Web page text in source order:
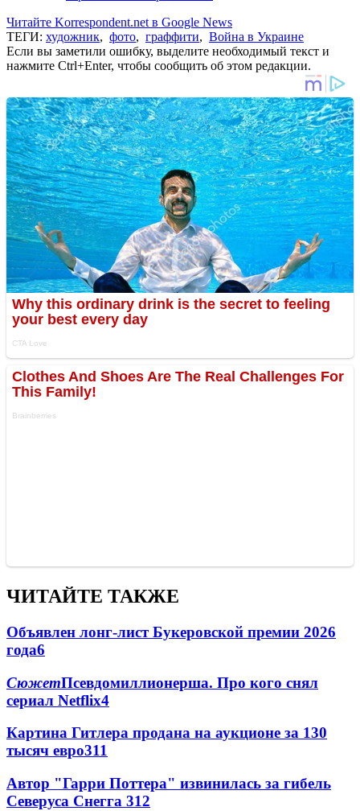
Читайте Korrespondent.net в Google News
ТЕГИ: художник, фото, граффити, Война в Украине
Если вы заметили ошибку, выделите необходимый текст и
нажмите Ctrl+Enter, чтобы сообщить об этом редакции.
ЧИТАЙТЕ ТАКЖЕ
Объявлен лонг-лист Букеровской премии 2026
года6
СюжетПсевдомиллионерша. Про кого снял
сериал Netflix4
Картина Гитлера продана на аукционе за 130
тысяч евро311
Автор "Гарри Поттера" извинилась за гибель
Северуса Снегга 312